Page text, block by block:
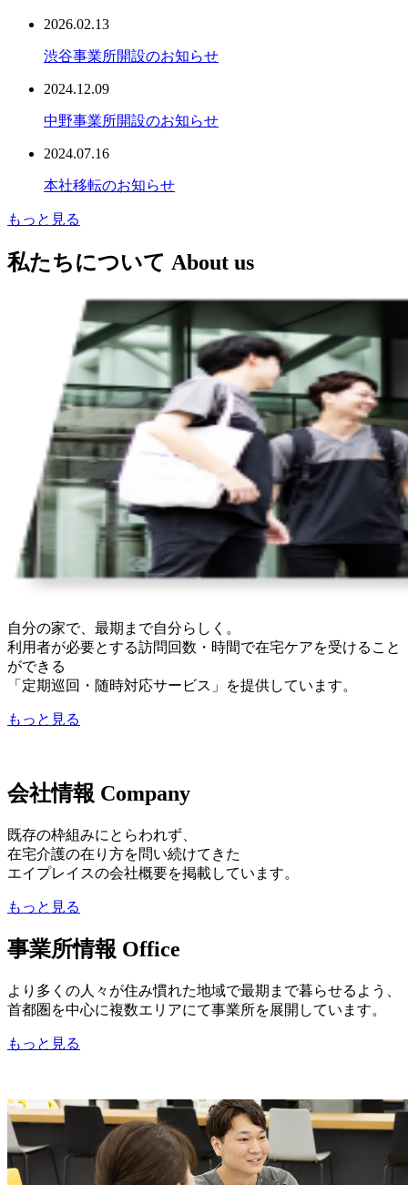
2026.02.13
渋谷事業所開設のお知らせ
2024.12.09
中野事業所開設のお知らせ
2024.07.16
本社移転のお知らせ
もっと見る
私たちについて About us
自分の家で、最期まで自分らしく。
利用者が必要とする訪問回数・時間で在宅ケアを受けること
ができる
「定期巡回・随時対応サービス」を提供しています。
もっと見る
会社情報 Company
既存の枠組みにとらわれず、
在宅介護の在り方を問い続けてきた
エイプレイスの会社概要を掲載しています。
もっと見る
事業所情報 Office
より多くの人々が住み慣れた地域で最期まで暮らせるよう、
首都圏を中心に複数エリアにて事業所を展開しています。
もっと見る